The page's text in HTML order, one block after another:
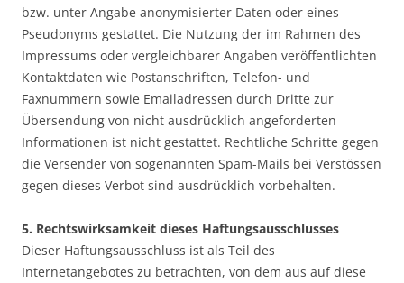
bzw. unter Angabe anonymisierter Daten oder eines
Pseudonyms gestattet. Die Nutzung der im Rahmen des
Impressums oder vergleichbarer Angaben veröffentlichten
Kontaktdaten wie Postanschriften, Telefon- und
Faxnummern sowie Emailadressen durch Dritte zur
Übersendung von nicht ausdrücklich angeforderten
Informationen ist nicht gestattet. Rechtliche Schritte gegen
die Versender von sogenannten Spam-Mails bei Verstössen
gegen dieses Verbot sind ausdrücklich vorbehalten.
5. Rechtswirksamkeit dieses Haftungsausschlusses
Dieser Haftungsausschluss ist als Teil des
Internetangebotes zu betrachten, von dem aus auf diese